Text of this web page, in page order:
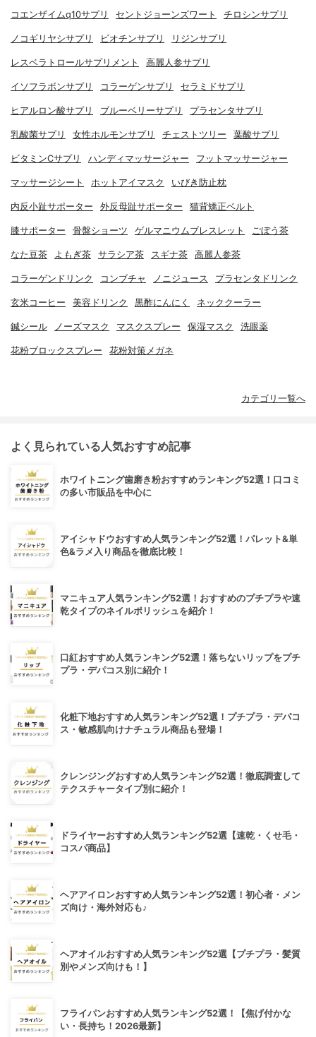
コエンザイムq10サプリ セントジョーンズワート チロシンサプリ
ノコギリヤシサプリ ビオチンサプリ リジンサプリ
レスベラトロールサプリメント 高麗人参サプリ
イソフラボンサプリ コラーゲンサプリ セラミドサプリ
ヒアルロン酸サプリ ブルーベリーサプリ プラセンタサプリ
乳酸菌サプリ 女性ホルモンサプリ チェストツリー 葉酸サプリ
ビタミンCサプリ ハンディマッサージャー フットマッサージャー
マッサージシート ホットアイマスク いびき防止枕
内反小趾サポーター 外反母趾サポーター 猫背矯正ベルト
膝サポーター 骨盤ショーツ ゲルマニウムブレスレット ごぼう茶
なた豆茶 よもぎ茶 サラシア茶 スギナ茶 高麗人参茶
コラーゲンドリンク コンブチャ ノニジュース プラセンタドリンク
玄米コーヒー 美容ドリンク 黒酢にんにく ネッククーラー
鍼シール ノーズマスク マスクスプレー 保湿マスク 洗眼薬
花粉ブロックスプレー 花粉対策メガネ
カテゴリ一覧へ
よく見られている人気おすすめ記事
ホワイトニング歯磨き粉おすすめランキング52選！口コミ
の多い市販品を中心に
アイシャドウおすすめ人気ランキング52選！パレット&単
色&ラメ入り商品を徹底比較！
マニキュア人気ランキング52選！おすすめのプチプラや速
乾タイプのネイルポリッシュを紹介！
口紅おすすめ人気ランキング52選！落ちないリップをプチ
プラ・デパコス別に紹介！
化粧下地おすすめ人気ランキング52選！プチプラ・デパコ
ス・敏感肌向けナチュラル商品も登場！
クレンジングおすすめ人気ランキング52選！徹底調査して
テクスチャータイプ別に紹介！
ドライヤーおすすめ人気ランキング52選【速乾・くせ毛・
コスパ商品】
ヘアアイロンおすすめ人気ランキング52選！初心者・メン
ズ向け・海外対応も♪
ヘアオイルおすすめ人気ランキング52選【プチプラ・髪質
別やメンズ向けも！】
フライパンおすすめ人気ランキング52選！【焦げ付かな
い・長持ち！2026最新】